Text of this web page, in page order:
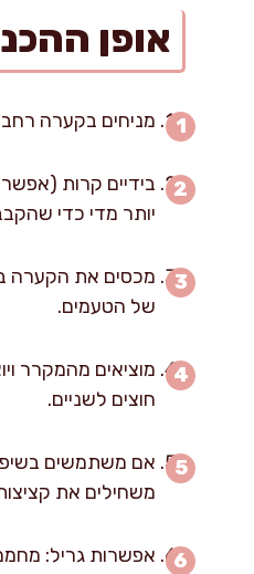
אופן
מניחים בקערה
יותר מדי כדי
של הטעמים.
חוצים לשניים.
משחילים את